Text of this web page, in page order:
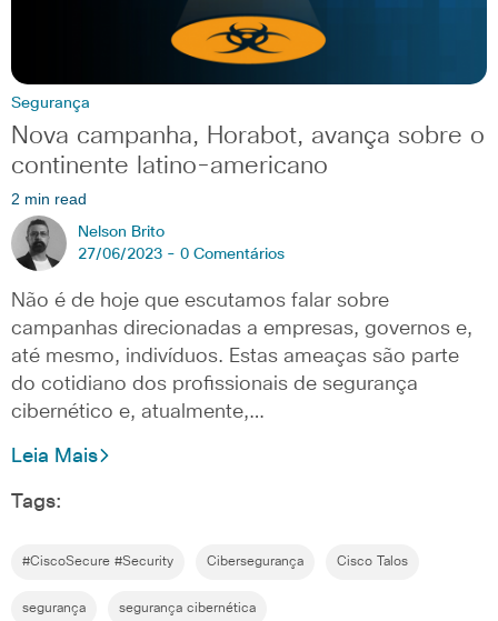
Segurança
Nova campanha, Horabot, avança sobre o
continente latino-americano
2 min read
Nelson Brito
27/06/2023 - 0 Comentários
Não é de hoje que escutamos falar sobre
campanhas direcionadas a empresas, governos e,
até mesmo, indivíduos. Estas ameaças são parte
do cotidiano dos profissionais de segurança
cibernético e, atualmente,…
Leia Mais
Tags:
#CiscoSecure #Security Cibersegurança Cisco Talos
segurança segurança cibernética